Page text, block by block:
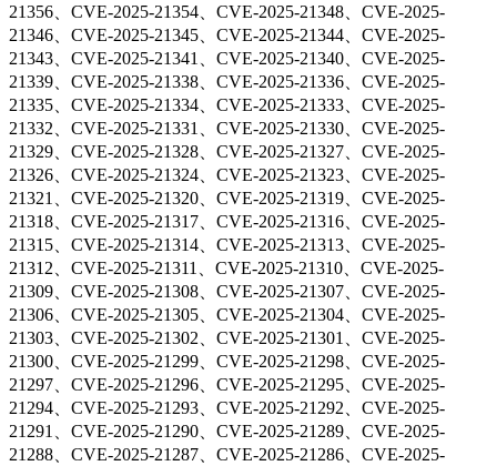
21356、CVE-2025-21354、CVE-2025-21348、CVE-2025-
21346、CVE-2025-21345、CVE-2025-21344、CVE-2025-
21343、CVE-2025-21341、CVE-2025-21340、CVE-2025-
21339、CVE-2025-21338、CVE-2025-21336、CVE-2025-
21335、CVE-2025-21334、CVE-2025-21333、CVE-2025-
21332、CVE-2025-21331、CVE-2025-21330、CVE-2025-
21329、CVE-2025-21328、CVE-2025-21327、CVE-2025-
21326、CVE-2025-21324、CVE-2025-21323、CVE-2025-
21321、CVE-2025-21320、CVE-2025-21319、CVE-2025-
21318、CVE-2025-21317、CVE-2025-21316、CVE-2025-
21315、CVE-2025-21314、CVE-2025-21313、CVE-2025-
21312、CVE-2025-21311、CVE-2025-21310、CVE-2025-
21309、CVE-2025-21308、CVE-2025-21307、CVE-2025-
21306、CVE-2025-21305、CVE-2025-21304、CVE-2025-
21303、CVE-2025-21302、CVE-2025-21301、CVE-2025-
21300、CVE-2025-21299、CVE-2025-21298、CVE-2025-
21297、CVE-2025-21296、CVE-2025-21295、CVE-2025-
21294、CVE-2025-21293、CVE-2025-21292、CVE-2025-
21291、CVE-2025-21290、CVE-2025-21289、CVE-2025-
21288、CVE-2025-21287、CVE-2025-21286、CVE-2025-